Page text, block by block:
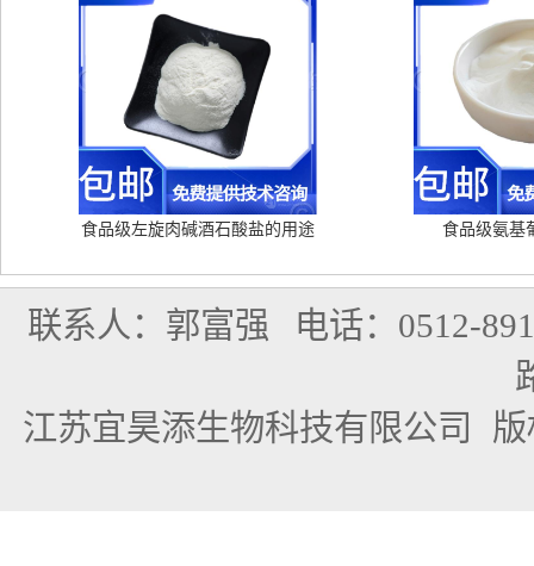
食品级左旋肉碱酒石酸盐的用途 食品级氨基
联系人：郭富强 电话：0512-
江苏宜昊添生物科技有限公司